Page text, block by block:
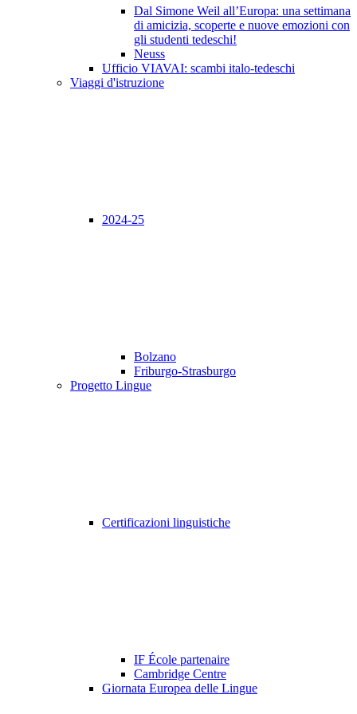
Dal Simone Weil all’Europa: una settimana
di amicizia, scoperte e nuove emozioni con
gli studenti tedeschi!
Neuss
Ufficio VIAVAI: scambi italo-tedeschi
Viaggi d'istruzione
2024-25
Bolzano
Friburgo-Strasburgo
Progetto Lingue
Certificazioni linguistiche
IF École partenaire
Cambridge Centre
Giornata Europea delle Lingue